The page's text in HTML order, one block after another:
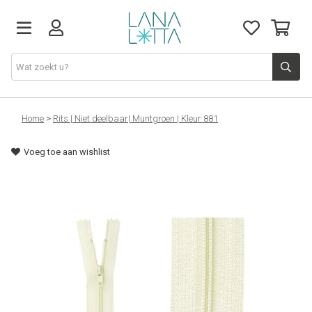
Stoffen
Fournituren
Naaimachines
Home > Rits | Niet deelbaar| Muntgroen | Kleur 881
Voeg toe aan wishlist